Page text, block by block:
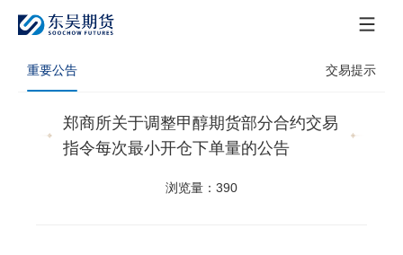
重要公告 交易提示
郑商所关于调整甲醇期货部分合约交易
指令每次最小开仓下单量的公告
浏览量：390